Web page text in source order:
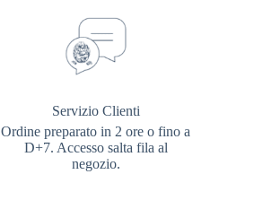
Servizio Clienti
Ordine preparato in 2 ore o fino a
D+7. Accesso salta fila al
negozio.